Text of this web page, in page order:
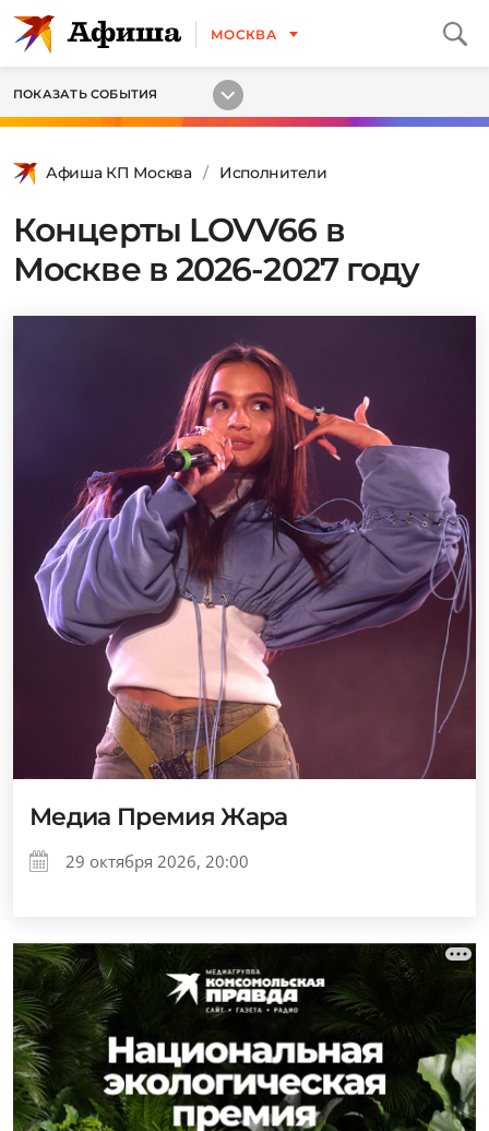
МОСКВА
ПОКАЗАТЬ СОБЫТИЯ
Афиша КП Москва Исполнители
Концерты LOVV66 в
Москве в 2026-2027 году
Медиа Премия Жара
29 октября 2026, 20:00